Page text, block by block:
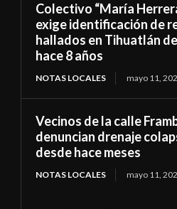
Colectivo “María
exige identificación de
hallados en Tihuatlán
hace 8 años
NOTAS LOCALES mayo 11,
Vecinos de la calle
denuncian drenaje
desde hace meses
NOTAS LOCALES mayo 11,